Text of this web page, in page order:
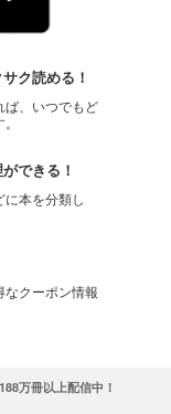
ク読める！
ば、いつでもど
できる！
本を分類し
クーポン情報
万冊以上配信中！